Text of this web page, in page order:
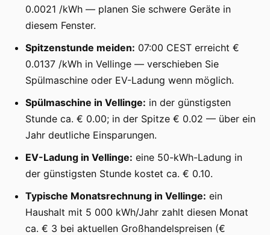
0.0021 /kWh — planen Sie schwere Geräte in
diesem Fenster.
Spitzenstunde meiden: 07:00 CEST erreicht €
0.0137 /kWh in Vellinge — verschieben Sie
Spülmaschine oder EV-Ladung wenn möglich.
Spülmaschine in Vellinge: in der günstigsten
Stunde ca. € 0.00; in der Spitze € 0.02 — über ein
Jahr deutliche Einsparungen.
EV-Ladung in Vellinge: eine 50-kWh-Ladung in
der günstigsten Stunde kostet ca. € 0.10.
Typische Monatsrechnung in Vellinge: ein
Haushalt mit 5 000 kWh/Jahr zahlt diesen Monat
ca. € 3 bei aktuellen Großhandelspreisen (€